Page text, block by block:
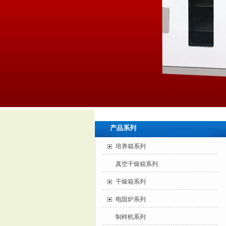
产品系列
培养箱系列
真空干燥箱系列
干燥箱系列
电阻炉系列
制样机系列